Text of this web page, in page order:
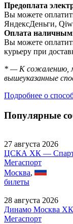
Предоплата
Вы можете
ЯндексДеньги,
Оплата
Вы можете
курьеру при
* — К сожалению,
вышеуказанные
Подробнее о
Популярные
27 августа 2026
ЦСКА ХК —
Мегаспорт
Москва,
билеты
28 августа 2026
Динамо Москва
Мегаспорт